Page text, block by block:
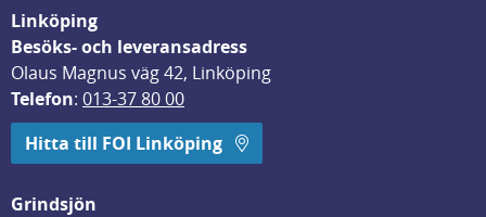
Linköping
Besöks- och leveransadress
Olaus Magnus väg 42, Linköping
Telefon: 013-37 80 00
Hitta till FOI Linköping
Grindsjön